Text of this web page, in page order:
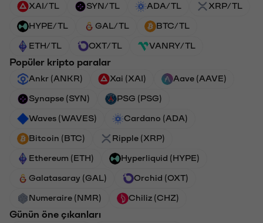
XAI/TL SYN/TL ADA/TL XRP/TL
HYPE/TL GAL/TL BTC/TL
ETH/TL OXT/TL VANRY/TL
Popüler kripto paralar
Ankr (ANKR) Xai (XAI) Aave (AAVE)
Synapse (SYN) PSG (PSG)
Waves (WAVES) Cardano (ADA)
Bitcoin (BTC) Ripple (XRP)
Ethereum (ETH) Hyperliquid (HYPE)
Galatasaray (GAL) Orchid (OXT)
Numeraire (NMR) Chiliz (CHZ)
Günün öne çıkanları